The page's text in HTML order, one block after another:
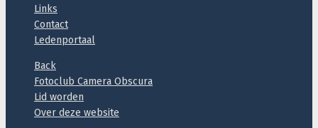
Links
Contact
Ledenportaal
Back
Fotoclub Camera Obscura
Lid worden
Over deze website